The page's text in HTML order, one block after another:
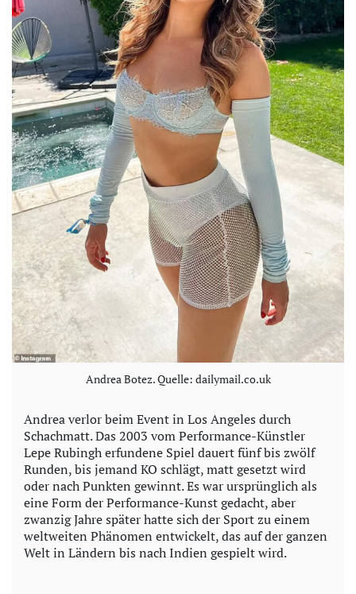
Andrea Botez. Quelle: dailymail.co.uk
Andrea verlor beim Event in Los Angeles durch
Schachmatt. Das 2003 vom Performance-Künstler
Lepe Rubingh erfundene Spiel dauert fünf bis zwölf
Runden, bis jemand KO schlägt, matt gesetzt wird
oder nach Punkten gewinnt. Es war ursprünglich als
eine Form der Performance-Kunst gedacht, aber
zwanzig Jahre später hatte sich der Sport zu einem
weltweiten Phänomen entwickelt, das auf der ganzen
Welt in Ländern bis nach Indien gespielt wird.